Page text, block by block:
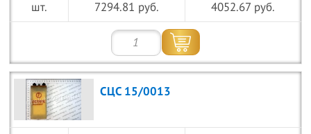
шт. 7294.81 руб. 4052.67 руб.
СЦС 15/0013